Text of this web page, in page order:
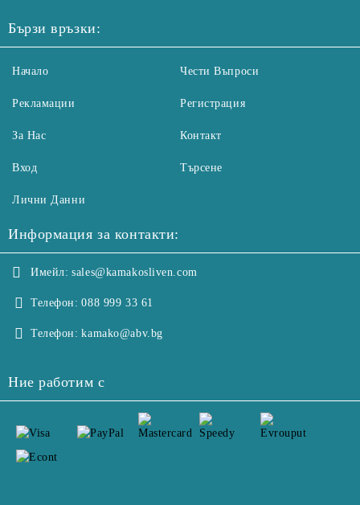
Бързи връзки:
Начало
Рекламации
За Нас
Вход
Чести Въпроси
Регистрация
Контакт
Търсене
Лични Данни
Информация за контакти:
Имейл: sales@kamakosliven.com
Телефон: 088 999 33 61
Телефон: kamako@abv.bg
Ние работим с